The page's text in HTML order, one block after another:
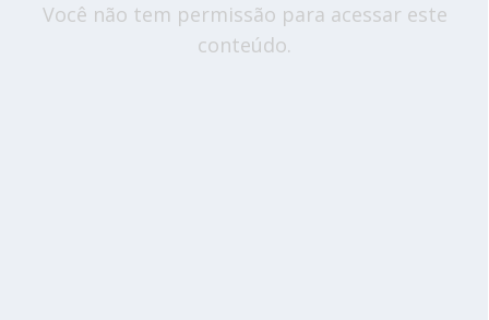
Você não tem permissão para acessar este
conteúdo.